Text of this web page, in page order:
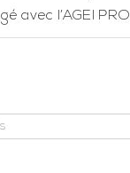
avec l’AGEI